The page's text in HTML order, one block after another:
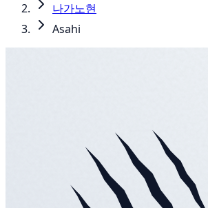
나가노현
Asahi